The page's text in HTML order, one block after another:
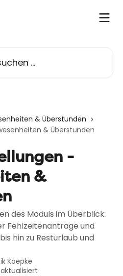
& Überstunden
& Überstunden
-
&
des Moduls im Überblick:
Fehlzeitenanträge und
hin zu Resturlaub und
Koepke